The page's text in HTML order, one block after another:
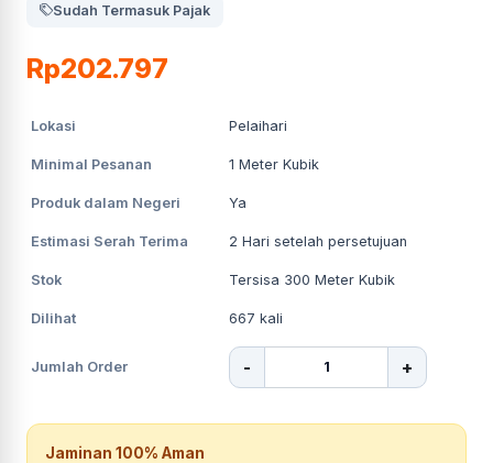
Sudah Termasuk Pajak
Rp202.797
Lokasi Pelaihari
Minimal Pesanan 1 Meter Kubik
Produk dalam Negeri Ya
Estimasi Serah Terima 2 Hari setelah persetujuan
Stok Tersisa 300 Meter Kubik
Dilihat 667 kali
Jumlah Order - +
Jaminan 100% Aman